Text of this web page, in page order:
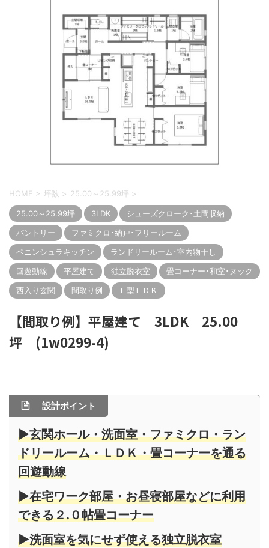
HOME > 坪数 > 25.00～25.99坪 >
25.00～25.99坪 3LDK
シューズクローク･土間収納
パントリー
ファミクロ･納戸･フリールーム
ペニンシュラキッチン
ランドリールーム･室内物干し
回遊動線
平屋建て 独立脱衣室
畳コーナー･和室･ヌック
西入り玄関
間取り例 Ｌ型ＬＤＫ
【間取り例】平屋建て 3LDK 25.00
坪 (1w0299-4)
設計ポイント
▶玄関ホール・洗面室・ファミクロ・ラン
ドリールーム・ＬＤＫ・畳コーナーを通る
回遊動線
▶在宅ワーク部屋・お昼寝部屋などに利用
できる２.０帖畳コーナー
▶洗面室を気にせず使える独立脱衣室